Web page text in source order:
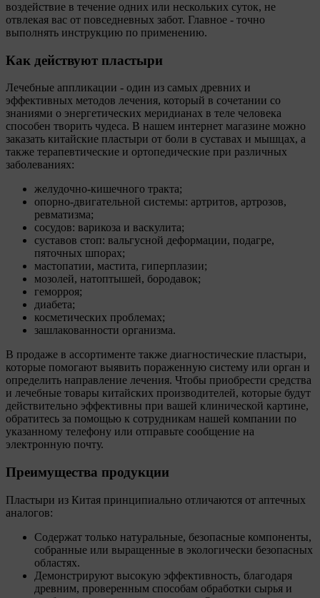
воздействие в течение одних или нескольких суток, не
отвлекая вас от повседневных забот. Главное - точно
выполнять инструкцию по применению.
Как действуют пластыри
Лечебные аппликации - один из самых древних и
эффективных методов лечения, который в сочетании со
знаниями о энергетических меридианах в теле человека
способен творить чудеса. В нашем интернет магазине можно
заказать китайские пластыри от боли в суставах и мышцах, а
также терапевтические и ортопедические при различных
заболеваниях:
желудочно-кишечного тракта;
опорно-двигательной системы: артритов, артрозов,
ревматизма;
сосудов: варикоза и васкулита;
суставов стоп: вальгусной деформации, подагре,
пяточных шпорах;
мастопатии, мастита, гиперплазии;
мозолей, натоптышей, бородавок;
геморроя;
диабета;
косметических проблемах;
зашлакованности организма.
В продаже в ассортименте также диагностические пластыри,
которые помогают выявить пораженную систему или орган и
определить направление лечения. Чтобы приобрести средства
и лечебные товары китайских производителей, которые будут
действительно эффективны при вашей клинической картине,
обратитесь за помощью к сотрудникам нашей компании по
указанному телефону или отправьте сообщение на
электронную почту.
Преимущества продукции
Пластыри из Китая принципиально отличаются от аптечных
аналогов:
Содержат только натуральные, безопасные компоненты,
собранные или выращенные в экологически безопасных
областях.
Демонстрируют высокую эффективность, благодаря
древним, проверенным способам обработки сырья и